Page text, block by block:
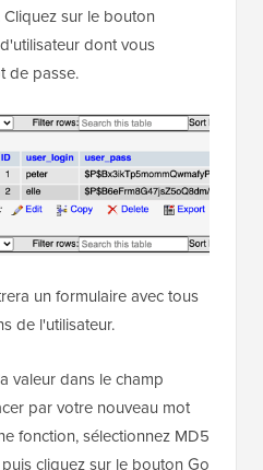
sur le bouton
dont vous
de passe.
un formulaire avec tous
de l'utilisateur.
valeur dans le champ
par votre nouveau mot
fonction, sélectionnez MD5
cliquez sur le bouton Go